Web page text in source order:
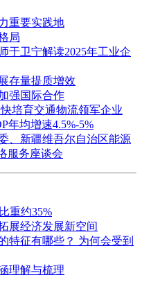
重要实践地
局
于卫宁解读2025年工业企
存量提质增效
强国际合作
培育交通物流领军企业
年均增速4.5%-5%
、新疆维吾尔自治区能源
服务座谈会
重约35%
展经济发展新空间
特征有哪些？ 为何会受到
理解与梳理